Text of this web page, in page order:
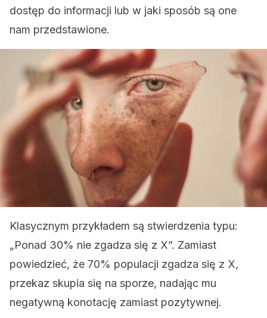
dostęp do informacji lub w jaki sposób są one
nam przedstawione.
Klasycznym przykładem są stwierdzenia typu:
„Ponad 30% nie zgadza się z X”. Zamiast
powiedzieć, że 70% populacji zgadza się z X,
przekaz skupia się na sporze, nadając mu
negatywną konotację zamiast pozytywnej.